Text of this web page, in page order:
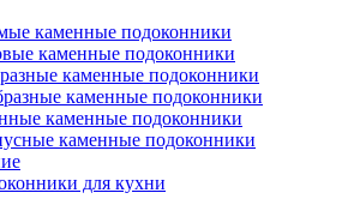
каменные подоконники
каменные подоконники
каменные подоконники
каменные подоконники
каменные подоконники
каменные подоконники
для кухни